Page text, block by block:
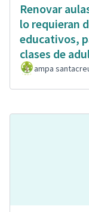
Renovar
lo requieran
educativos,
clases de
ampa